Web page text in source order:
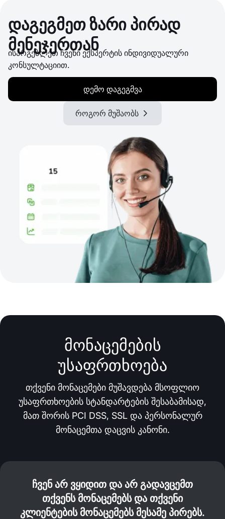
დაგეგმეთ ზარი პირად
მენეჯერთან
ისარგებლეთ ჩვენი ექსპერტის ინდივიდუალური
კონსულტაციით.
დემო დაგეგმვა
როგორ მუშაობს
მონაცემების
უსაფრთხოება
თქვენი მონაცემები მუშავდება მსოფლიო
უსაფრთხოების სტანდარტების შესაბამისად,
მათ შორის PCI DSS, SSL და პერსონალურ
მონაცემთა დაცვის კანონი.
ჩვენ არ ვყიდით და არ გადავცემთ
თქვენს მონაცემებს და თქვენი
კლიენტების მონაცემებს მესამე პირებს.